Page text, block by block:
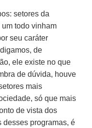
setores da
todo vinham
seu caráter
de
ele existe no que
de dúvida, houve
mais
só que mais
de vista dos
programas, é